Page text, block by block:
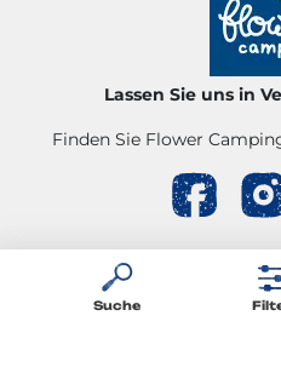
Suche
Lassen Sie uns in
Finden Sie Flower
FLOWER ENTDECKEN
ALLGEMEINE